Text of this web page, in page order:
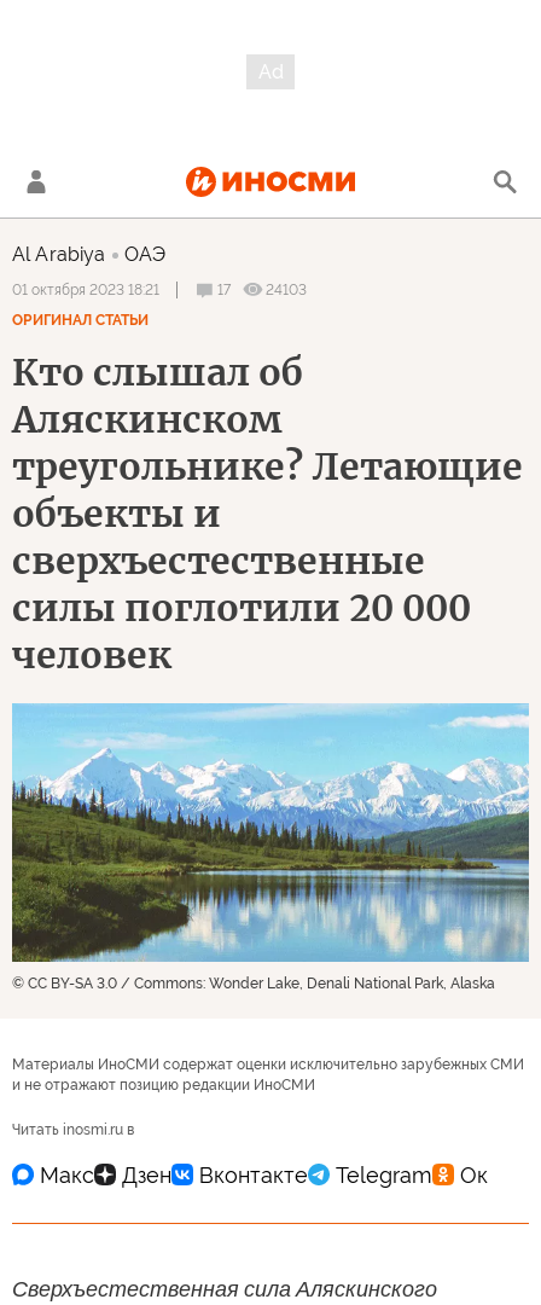
Al Arabiya ОАЭ
01 октября 2023 18:21 17
24103
ОРИГИНАЛ СТАТЬИ
Кто слышал об
Аляскинском
треугольнике? Летающие
объекты и
сверхъестественные
силы поглотили 20 000
человек
© CC BY-SA 3.0 / Commons: Wonder Lake, Denali National Park, Alaska
Материалы ИноСМИ содержат оценки исключительно зарубежных СМИ
и не отражают позицию редакции ИноСМИ
Читать inosmi.ru в
Сверхъестественная сила Аляскинского